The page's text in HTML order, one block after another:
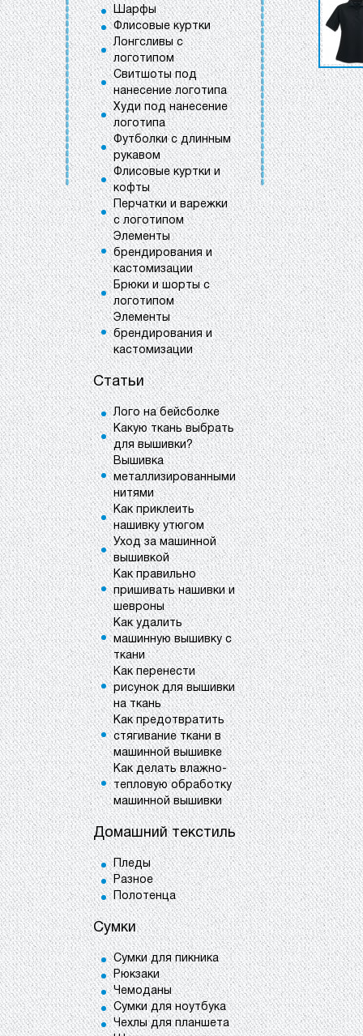
Шарфы
Флисовые куртки
Лонгсливы с
логотипом
Свитшоты под
нанесение логотипа
Худи под нанесение
логотипа
Футболки с длинным
рукавом
Флисовые куртки и
кофты
Перчатки и варежки
с логотипом
Элементы
брендирования и
кастомизации
Брюки и шорты с
логотипом
Элементы
брендирования и
кастомизации
Статьи
Лого на бейсболке
Какую ткань выбрать
для вышивки?
Вышивка
металлизированными
нитями
Как приклеить
нашивку утюгом
Уход за машинной
вышивкой
Как правильно
пришивать нашивки и
шевроны
Как удалить
машинную вышивку с
ткани
Как перенести
рисунок для вышивки
на ткань
Как предотвратить
стягивание ткани в
машинной вышивке
Как делать влажно-
тепловую обработку
машинной вышивки
Домашний текстиль
Пледы
Разное
Полотенца
Сумки
Сумки для пикника
Рюкзаки
Чемоданы
Сумки для ноутбука
Чехлы для планшета